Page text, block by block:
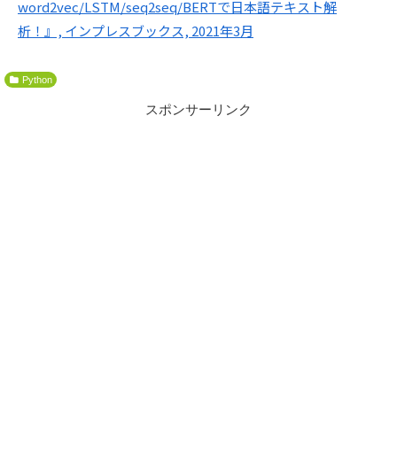
word2vec/LSTM/seq2seq/BERTで日本語テキスト解
析！』, インプレスブックス, 2021年3月
Python
スポンサーリンク